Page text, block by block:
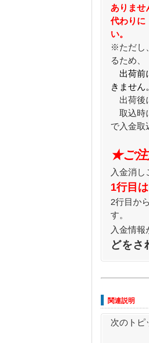
ありませ
代わりに
い。
※ただし
るため、
出荷前
きません
出荷後
取込時
で入金取
★ご
入金消
1行目
2行目か
す。
入金情
どをさ
関連説明
次のトピ